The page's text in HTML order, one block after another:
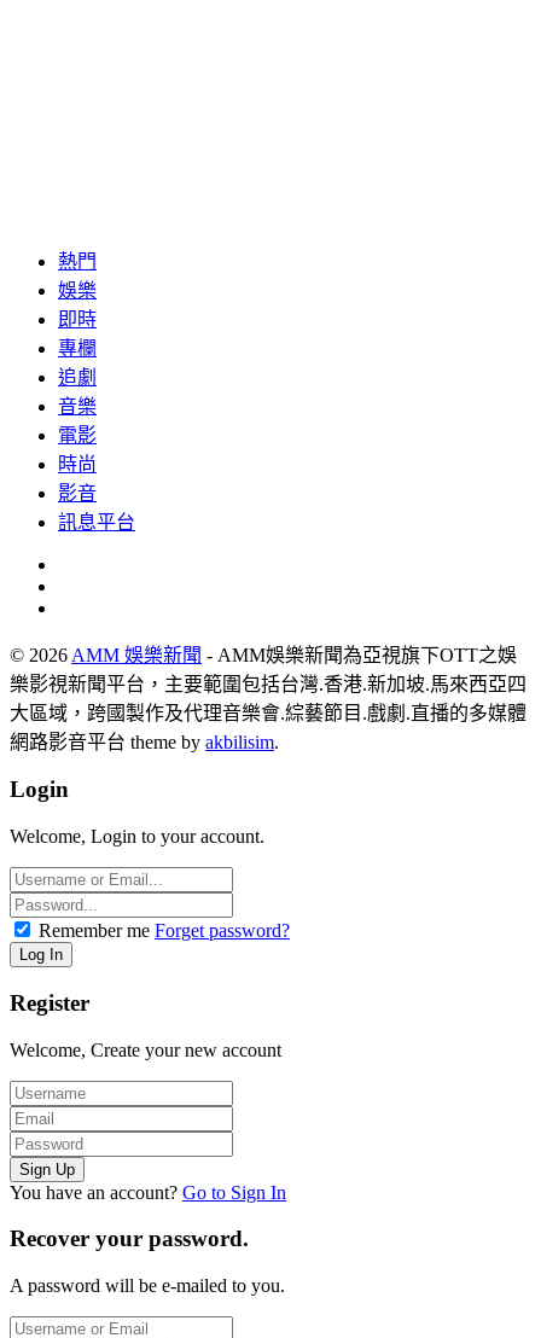
熱門
娛樂
即時
專欄
追劇
音樂
電影
時尚
影音
訊息平台
© 2026 AMM 娛樂新聞 - AMM娛樂新聞為亞視旗下OTT之娛
樂影視新聞平台，主要範圍包括台灣.香港.新加坡.馬來西亞四
大區域，跨國製作及代理音樂會.綜藝節目.戲劇.直播的多媒體
網路影音平台 theme by akbilisim.
Login
Welcome, Login to your account.
Remember me Forget password?
Register
Welcome, Create your new account
You have an account? Go to Sign In
Recover your password.
A password will be e-mailed to you.